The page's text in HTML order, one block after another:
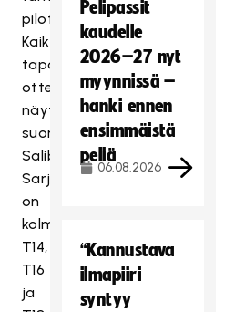
pilotointia.
Kaikki
tapahtuman
ottelut
näytetään
suorana
SalibandyTV:ssä.
Sarjoja
on
kolme:
T14,
T16
ja
Pelipassit
kaudelle
2026–27 nyt
myynnissä –
hanki ennen
ensimmäistä
peliä
06.08.2026
“Kannustava
ilmapiiri
syntyy